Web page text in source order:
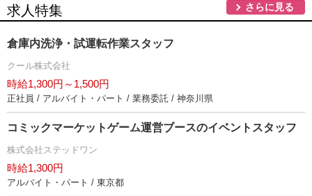
求人特集 さらに見る
倉庫内洗浄・試運転作業スタッフ
クール株式会社
時給1,300円～1,500円
正社員 / アルバイト・パート / 業務委託 / 神奈川県
コミックマーケットゲーム運営ブースのイベントスタッフ
株式会社ステッドワン
時給1,300円
アルバイト・パート / 東京都